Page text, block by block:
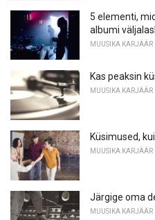
5 elementi,
albumi
MUUSIKA KARJÄÄR
Kas peaksin
MUUSIKA KARJÄÄR
Küsimused,
MUUSIKA KARJÄÄR
Järgige oma
MUUSIKA KARJÄÄR